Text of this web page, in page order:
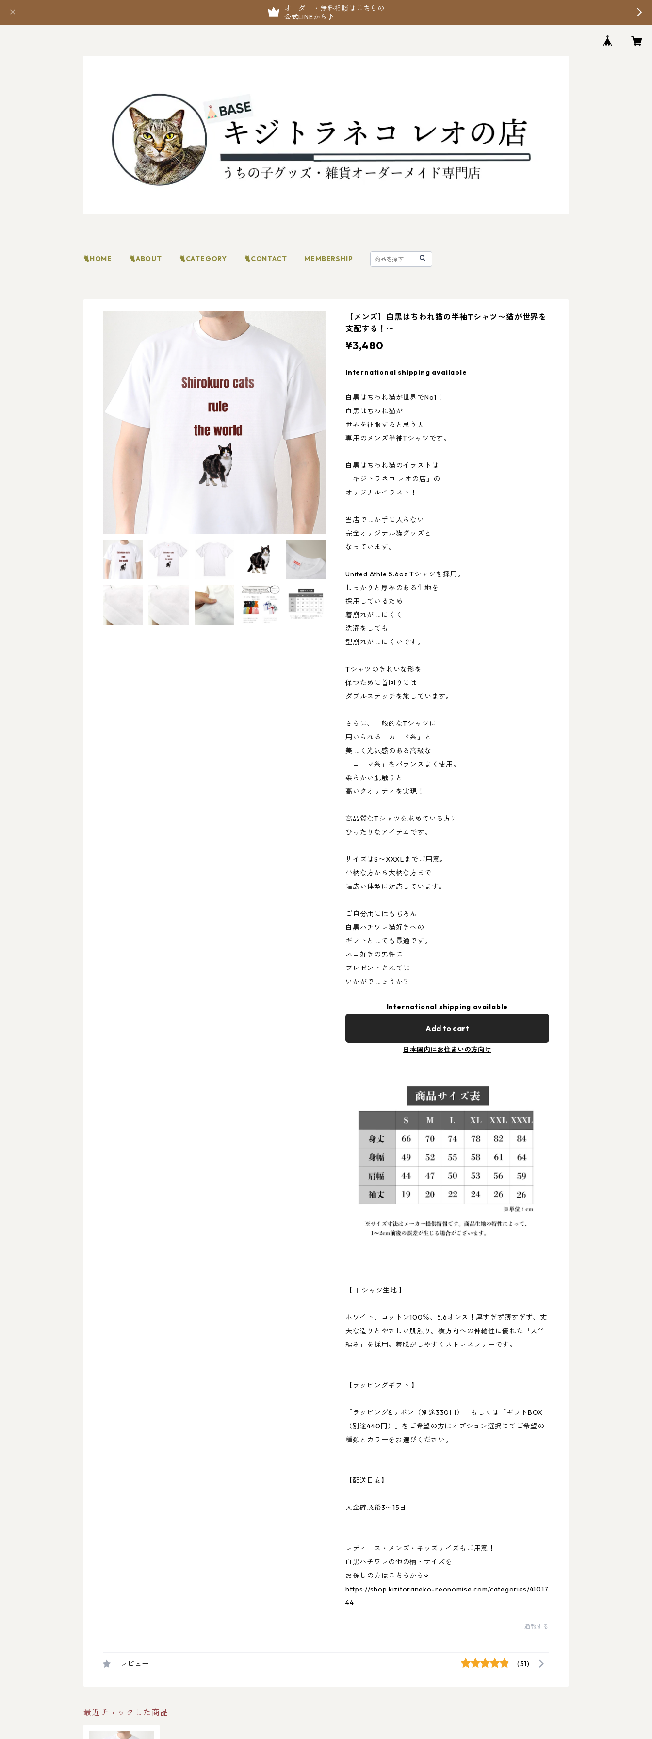
オーダー・無料相談はこちらの
公式LINEから♪
🐈HOME 🐈ABOUT 🐈CATEGORY 🐈CONTACT MEMBERSHIP
【メンズ】白黒はちわれ猫の半袖Tシャツ〜猫が世界を
支配する！〜
¥3,480
International shipping available
白黒はちわれ猫が世界でNo1！
白黒はちわれ猫が
世界を征服すると思う人
専用のメンズ半袖Tシャツです。
白黒はちわれ猫のイラストは
「キジトラネコ レオの店」の
オリジナルイラスト！
当店でしか手に入らない
完全オリジナル猫グッズと
なっています。
United Athle 5.6oz Tシャツを採用。
しっかりと厚みのある生地を
採用しているため
着崩れがしにくく
洗濯をしても
型崩れがしにくいです。
Tシャツのきれいな形を
保つために首回りには
ダブルステッチを施しています。
さらに、一般的なTシャツに
用いられる「カード糸」と
美しく光沢感のある高級な
「コーマ糸」をバランスよく使用。
柔らかい肌触りと
高いクオリティを実現！
高品質なTシャツを求めている方に
ぴったりなアイテムです。
サイズはS〜XXXLまでご用意。
小柄な方から大柄な方まで
幅広い体型に対応しています。
ご自分用にはもちろん
白黒ハチワレ猫好きへの
ギフトとしても最適です。
ネコ好きの男性に
プレゼントされては
いかがでしょうか？
International shipping available
Add to cart
日本国内にお住まいの方向け
【 Ｔシャツ生地 】
ホワイト、コットン100％、5.6オンス！厚すぎず薄すぎず、丈
夫な造りとやさしい肌触り。横方向への伸縮性に優れた「天竺
編み」を採用。着脱がしやすくストレスフリーです。
【ラッピングギフト 】
「ラッピング&リボン（別途330円）」もしくは「ギフトBOX
（別途440円）」をご希望の方はオプション選択にてご希望の
種類とカラーをお選びください。
【配送目安】
入金確認後3〜15日
レディース・メンズ・キッズサイズもご用意！
白黒ハチワレの他の柄・サイズを
お探しの方はこちらから↓
https://shop.kizitoraneko-reonomise.com/categories/41017
44
通報する
レビュー (51)
最近チェックした商品